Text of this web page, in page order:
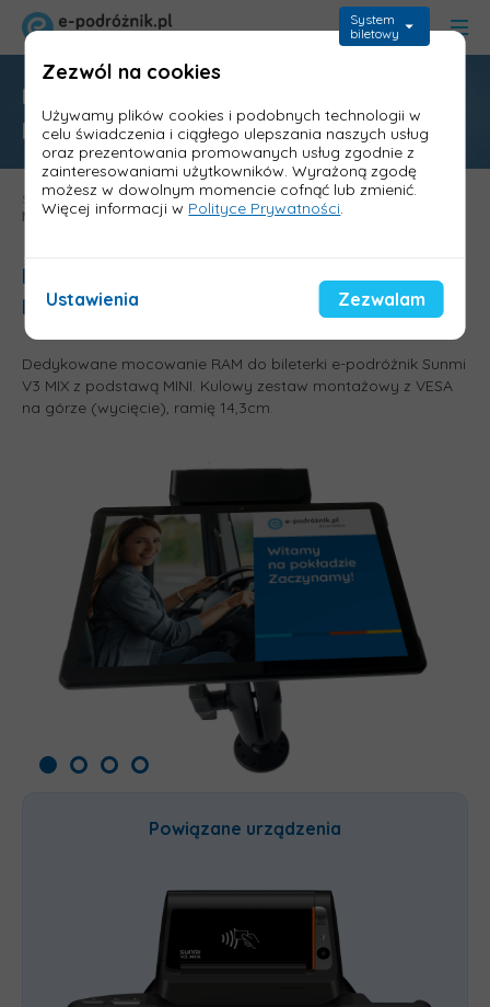
System
biletowy
Mocowanie RAM do Sunmi V3 MIX z
podstawą MINI
Strona główna>Baza wiedzy >Akcesoria bileterki Sunmi V3 Mix>
Mocowanie RAM do Sunmi V3 MIX z podstawą MINI
Mocowanie RAM do bileterki Sunmi V3
MIX z podstawą MINI
Dedykowane mocowanie RAM do bileterki e-podróżnik Sunmi
V3 MIX z podstawą MINI. Kulowy zestaw montażowy z VESA
na górze (wycięcie), ramię 14,3cm.
Powiązane urządzenia
Zezwól na cookies
Używamy plików cookies i podobnych technologii w
celu świadczenia i ciągłego ulepszania naszych usług
oraz prezentowania promowanych usług zgodnie z
zainteresowaniami użytkowników. Wyrażoną zgodę
możesz w dowolnym momencie cofnąć lub zmienić.
Więcej informacji w Polityce Prywatności.
Ustawienia Zezwalam